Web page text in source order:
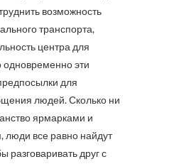
возможность
транспорта,
центра для
одновременно эти
для
людей. Сколько ни
ярмарками и
люди все равно найдут
разговаривать друг с